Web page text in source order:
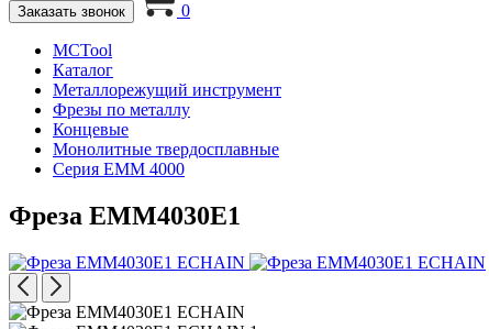
Заказать звонок 0
MCTool
Каталог
Металлорежущий инструмент
Фрезы по металлу
Концевые
Монолитные твердосплавные
Серия EMM 4000
Фреза EMM4030E1